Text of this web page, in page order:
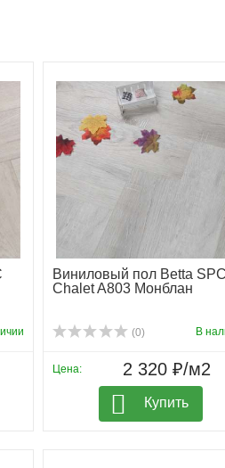
Виниловый пол Betta SPC
Chalet A803 Монблан
(0) В
Цена: 2 320 ₽/м2
Купить